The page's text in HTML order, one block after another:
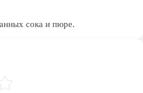
сока и пюре.